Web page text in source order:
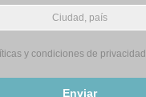
servicio*
y condiciones de privacidad.
Enviar